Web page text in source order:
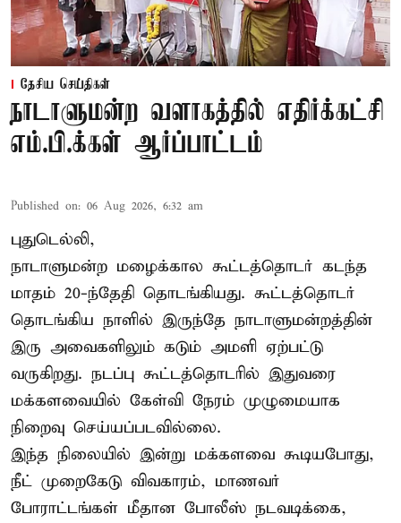
தேசிய செய்திகள்
நாடாளுமன்ற வளாகத்தில் எதிர்க்கட்சி
எம்.பி.க்கள் ஆர்ப்பாட்டம்
Published on: 06 Aug 2026, 6:32 am
புதுடெல்லி,
நாடாளுமன்ற மழைக்கால கூட்டத்தொடர் கடந்த
மாதம் 20-ந்தேதி தொடங்கியது. கூட்டத்தொடர்
தொடங்கிய நாளில் இருந்தே நாடாளுமன்றத்தின்
இரு அவைகளிலும் கடும் அமளி ஏற்பட்டு
வருகிறது. நடப்பு கூட்டத்தொடரில் இதுவரை
மக்களவையில் கேள்வி நேரம் முழுமையாக
நிறைவு செய்யப்படவில்லை.
இந்த நிலையில் இன்று மக்களவை கூடியபோது,
நீட் முறைகேடு விவகாரம், மாணவர்
போராட்டங்கள் மீதான போலீஸ் நடவடிக்கை,